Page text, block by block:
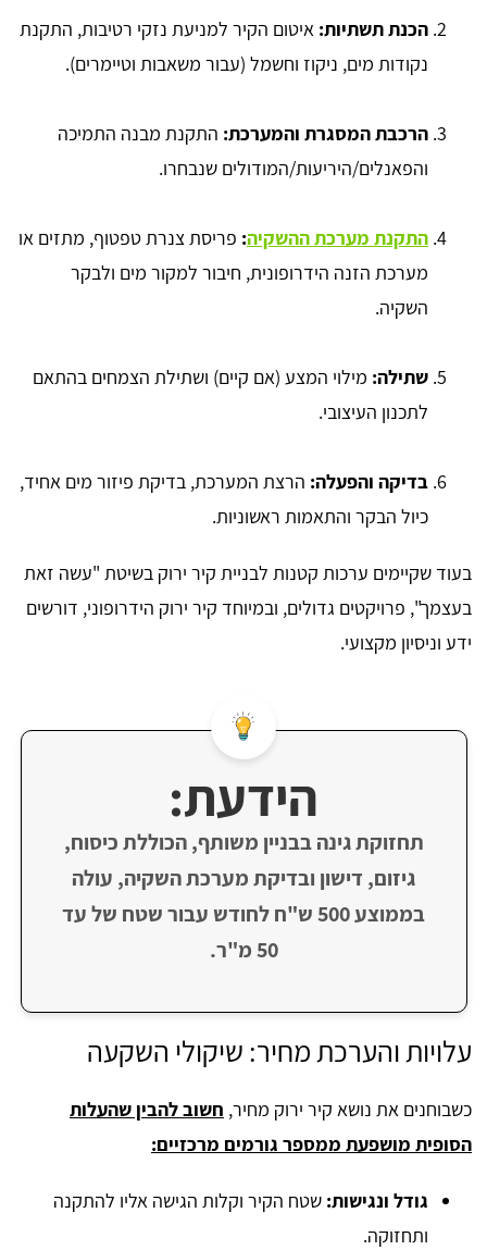
הכנת תשתיות: איטום הקיר למניעת נזקי רטיבות, התקנת
נקודות מים, ניקוז וחשמל (עבור משאבות וטיימרים).
הרכבת המסגרת והמערכת: התקנת מבנה התמיכה
והפאנלים/היריעות/המודולים שנבחרו.
התקנת מערכת ההשקיה: פריסת צנרת טפטוף, מתזים או
מערכת הזנה הידרופונית, חיבור למקור מים ולבקר
השקיה.
שתילה: מילוי המצע (אם קיים) ושתילת הצמחים בהתאם
לתכנון העיצובי.
בדיקה והפעלה: הרצת המערכת, בדיקת פיזור מים אחיד,
כיול הבקר והתאמות ראשוניות.
בעוד שקיימים ערכות קטנות לבניית קיר ירוק בשיטת "עשה זאת
בעצמך", פרויקטים גדולים, ובמיוחד קיר ירוק הידרופוני, דורשים
ידע וניסיון מקצועי.
הידעת:
תחזוקת גינה בבניין משותף, הכוללת כיסוח,
גיזום, דישון ובדיקת מערכת השקיה, עולה
בממוצע 500 ש"ח לחודש עבור שטח של עד
50 מ"ר.
עלויות והערכת מחיר: שיקולי השקעה
כשבוחנים את נושא קיר ירוק מחיר, חשוב להבין שהעלות
הסופית מושפעת ממספר גורמים מרכזיים:
גודל ונגישות: שטח הקיר וקלות הגישה אליו להתקנה
ותחזוקה.